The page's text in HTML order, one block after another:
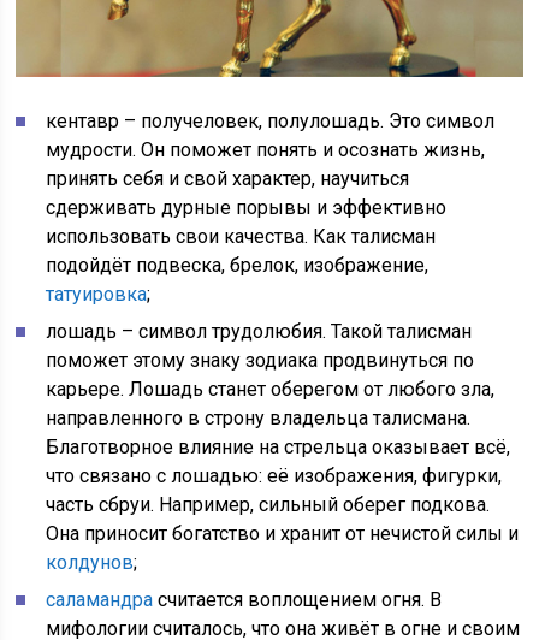
кентавр – получеловек, полулошадь. Это символ
мудрости. Он поможет понять и осознать жизнь,
принять себя и свой характер, научиться
сдерживать дурные порывы и эффективно
использовать свои качества. Как талисман
подойдёт подвеска, брелок, изображение,
татуировка;
лошадь – символ трудолюбия. Такой талисман
поможет этому знаку зодиака продвинуться по
карьере. Лошадь станет оберегом от любого зла,
направленного в строну владельца талисмана.
Благотворное влияние на стрельца оказывает всё,
что связано с лошадью: её изображения, фигурки,
часть сбруи. Например, сильный оберег подкова.
Она приносит богатство и хранит от нечистой силы и
колдунов;
саламандра считается воплощением огня. В
мифологии считалось, что она живёт в огне и своим